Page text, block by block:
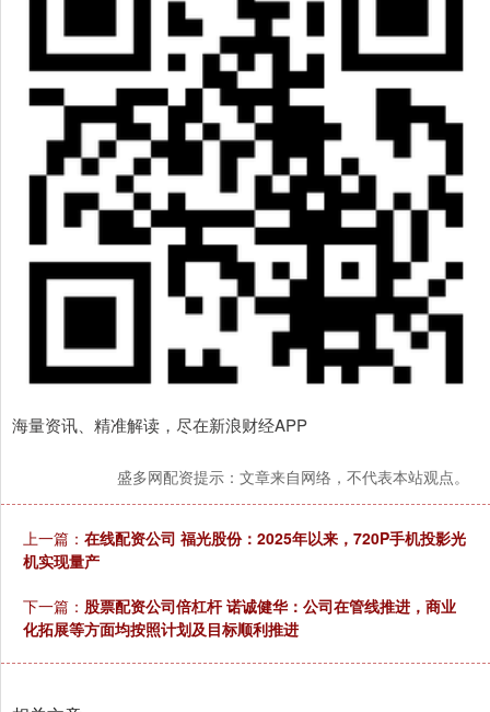
海量资讯、精准解读，尽在新浪财经APP
盛多网配资提示：文章来自网络，不代表本站观点。
上一篇： 在线配资公司 福光股份：2025年以来，720P手机投影光
机实现量产
下一篇： 股票配资公司倍杠杆 诺诚健华：公司在管线推进，商业
化拓展等方面均按照计划及目标顺利推进